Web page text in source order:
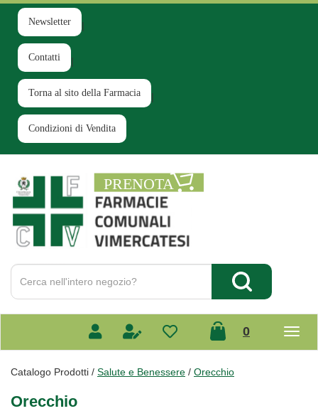
Passa
contenuto
principale
Newsletter
Contatti
Torna al sito della Farmacia
Condizioni di Vendita
Farmacia
Comunale
Cerca
Prodotto
Cerca Prodotto
0prodotti
Catalogo Prodotti / Salute e Benessere / Orecchio
Orecchio